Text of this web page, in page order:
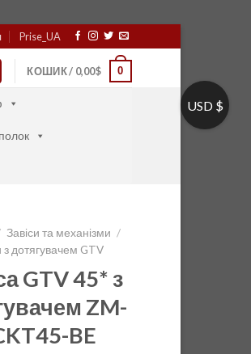
Prise_UA
КОШИК / 0,00$ 0
Завіси та механізми /
з дотягувачем GTV
GTV 45* з
ZM-
BE
USD $